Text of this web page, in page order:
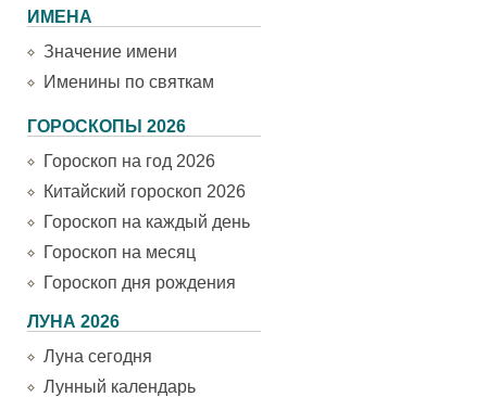
ИМЕНА
Значение имени
Именины по святкам
ГОРОСКОПЫ 2026
Гороскоп на год 2026
Китайский гороскоп 2026
Гороскоп на каждый день
Гороскоп на месяц
Гороскоп дня рождения
ЛУНА 2026
Луна сегодня
Лунный календарь